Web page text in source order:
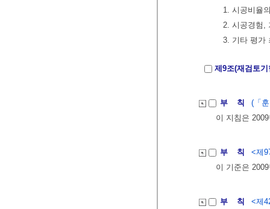
1. 시공비율
2. 시공경험,
3. 기타 평가
제9조(재검토기
부 칙
(「
이 지침은
부 칙
<제
이 기준은
부 칙
<제